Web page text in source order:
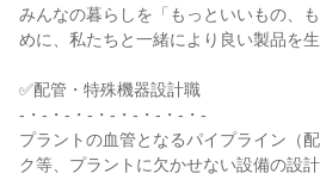
みんなの暮らしを「もっといいもの、
めに、私たちと一緒により良い製品を
✅配管・特殊機器設計職
-・-・-・-・-・-・-・-・-
プラントの血管となるパイプライン（
ク等、プラントに欠かせない設備の設計